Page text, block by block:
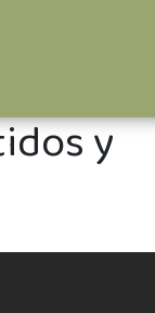
y